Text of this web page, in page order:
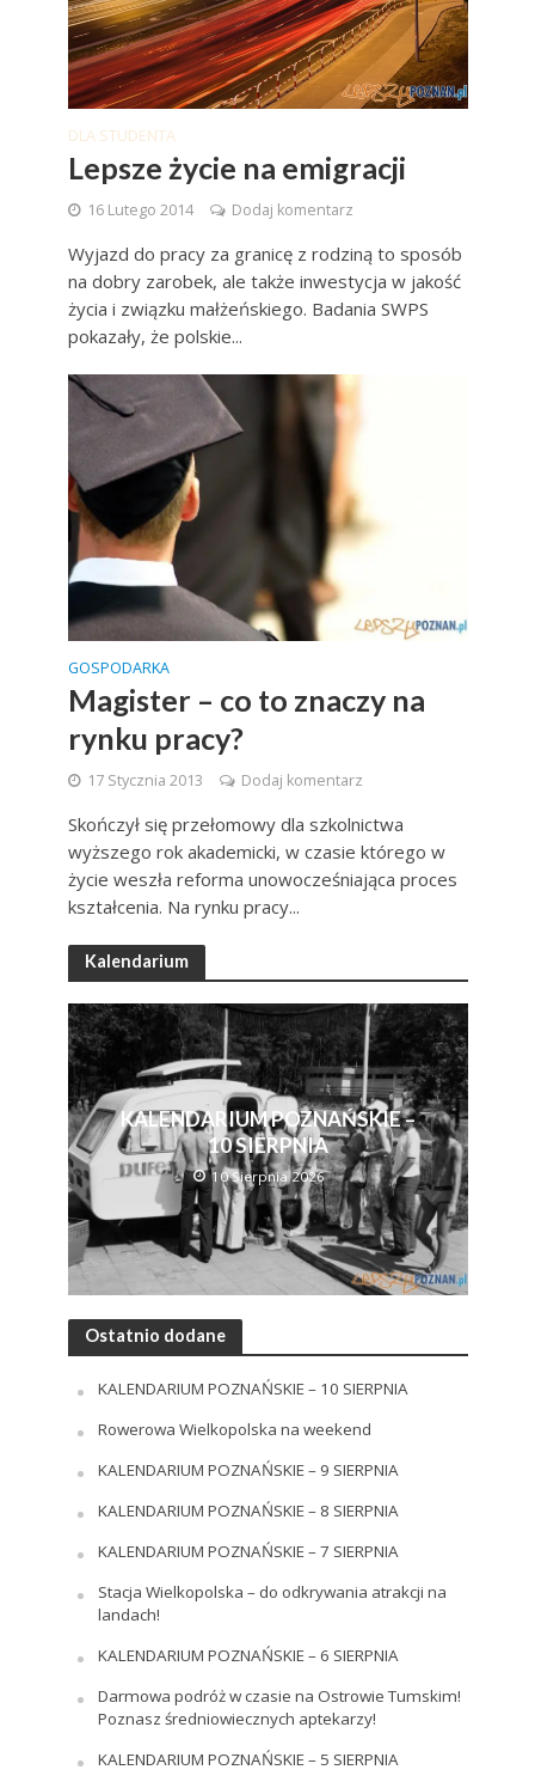
DLA STUDENTA
Lepsze życie na emigracji
16 Lutego 2014 Dodaj komentarz
Wyjazd do pracy za granicę z rodziną to sposób
na dobry zarobek, ale także inwestycja w jakość
życia i związku małżeńskiego. Badania SWPS
pokazały, że polskie...
GOSPODARKA
Magister – co to znaczy na
rynku pracy?
17 Stycznia 2013 Dodaj komentarz
Skończył się przełomowy dla szkolnictwa
wyższego rok akademicki, w czasie którego w
życie weszła reforma unowocześniająca proces
kształcenia. Na rynku pracy...
Kalendarium
KALENDARIUM POZNAŃSKIE –
10 SIERPNIA
10 Sierpnia 2026
Ostatnio dodane
KALENDARIUM POZNAŃSKIE – 10 SIERPNIA
Rowerowa Wielkopolska na weekend
KALENDARIUM POZNAŃSKIE – 9 SIERPNIA
KALENDARIUM POZNAŃSKIE – 8 SIERPNIA
KALENDARIUM POZNAŃSKIE – 7 SIERPNIA
Stacja Wielkopolska – do odkrywania atrakcji na
landach!
KALENDARIUM POZNAŃSKIE – 6 SIERPNIA
Darmowa podróż w czasie na Ostrowie Tumskim!
Poznasz średniowiecznych aptekarzy!
KALENDARIUM POZNAŃSKIE – 5 SIERPNIA